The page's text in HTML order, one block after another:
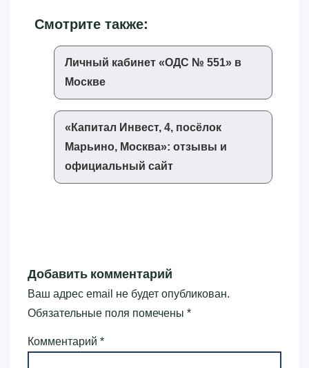
Смотрите также:
Личный кабинет «‎ОДС № 551»‎ в
Москве
«‎Капитал Инвест, 4, посёлок
Марьино, Москва»‎: отзывы и
официальный сайт
Добавить комментарий
Ваш адрес email не будет опубликован.
Обязательные поля помечены *
Комментарий *